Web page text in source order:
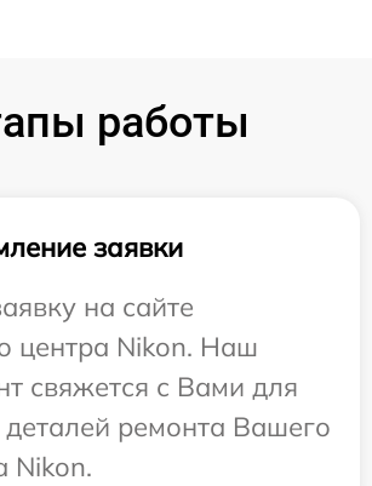
работы
заявки
на сайте
центра Nikon. Наш
свяжется с Вами для
деталей ремонта Вашего
Nikon.